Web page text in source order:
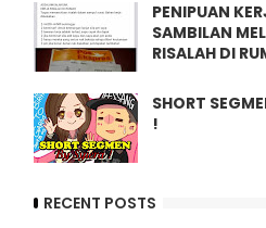
PENIPUAN
SAMBILAN
RISALAH DI
SHORT
!
RECENT POSTS